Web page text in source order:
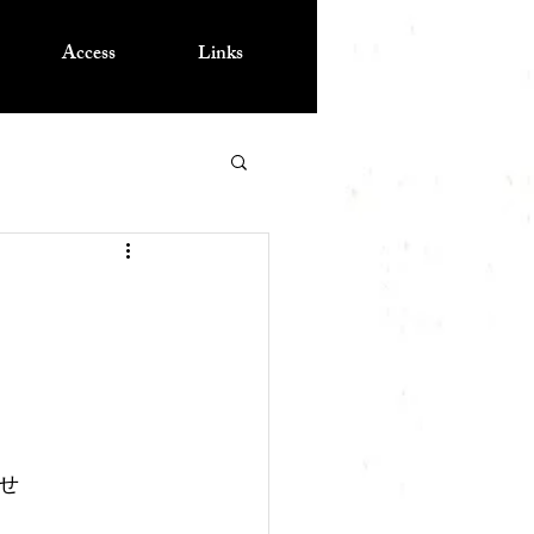
Access Links